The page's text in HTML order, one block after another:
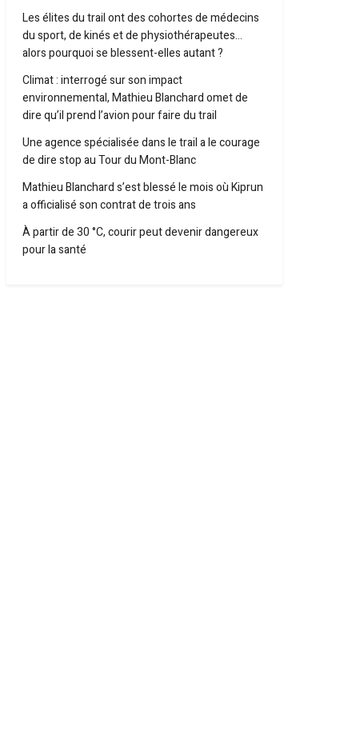
Les élites du trail ont des cohortes de médecins
du sport, de kinés et de physiothérapeutes…
alors pourquoi se blessent-elles autant ?
Climat : interrogé sur son impact
environnemental, Mathieu Blanchard omet de
dire qu’il prend l’avion pour faire du trail
Une agence spécialisée dans le trail a le courage
de dire stop au Tour du Mont-Blanc
Mathieu Blanchard s’est blessé le mois où Kiprun
a officialisé son contrat de trois ans
À partir de 30 °C, courir peut devenir dangereux
pour la santé